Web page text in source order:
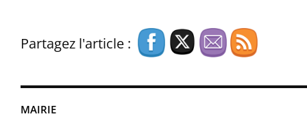
MAIRIE
Partagez l'article :